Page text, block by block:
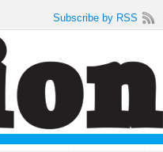
Subscribe by RSS